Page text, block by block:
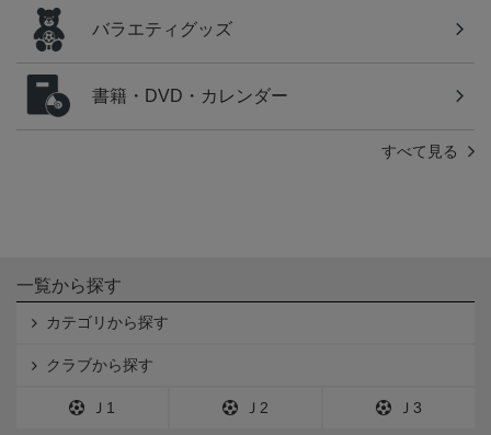
バラエティグッズ
書籍・DVD・カレンダー
すべて見る
一覧から探す
カテゴリから探す
クラブから探す
Ｊ1 Ｊ2 Ｊ3